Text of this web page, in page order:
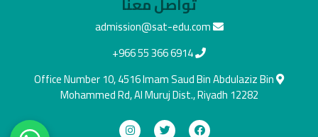
admission@sat-edu.com
+966 55 366 6914
Office Number 10, 4516 Imam Saud Bin Abdulaziz Bin
Mohammed Rd, Al Muruj Dist., Riyadh 12282